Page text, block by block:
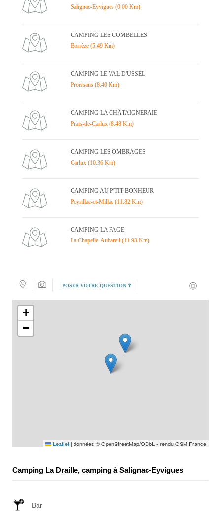
Salignac-Eyvigues (0.00 Km)
CAMPING LES COMBELLES
Borrèze (5.49 Km)
CAMPING LE VAL D'USSEL
Proissans (8.40 Km)
CAMPING LA CHÂTAIGNERAIE
Prats-de-Carlux (8.48 Km)
CAMPING LES OMBRAGES
Carlux (10.36 Km)
CAMPING AU P'TIT BONHEUR
Peyrillac-et-Millac (11.82 Km)
CAMPING LA FAGE
La Chapelle-Aubareil (11.93 Km)
POSER VOTRE QUESTION ❓
+
−
Leaflet | données © OpenStreetMap/ODbL - rendu OSM France
Camping La Draille, camping à Salignac-Eyvigues
Bar